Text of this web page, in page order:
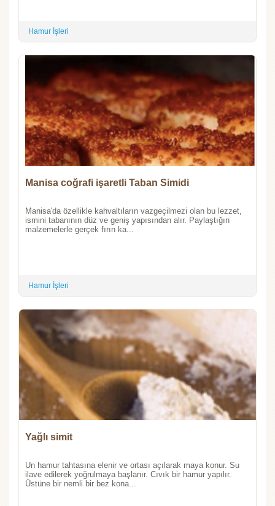
Hamur İşleri
Manisa coğrafi işaretli Taban Simidi
Manisa'da özellikle kahvaltıların vazgeçilmezi olan bu lezzet,
ismini tabanının düz ve geniş yapısından alır. Paylaştığın
malzemelerle gerçek fırın ka...
Hamur İşleri
Yağlı simit
Un hamur tahtasına elenir ve ortası açılarak maya konur. Su
ilave edilerek yoğrulmaya başlanır. Cıvık bir hamur yapılır.
Üstüne bir nemli bir bez kona...